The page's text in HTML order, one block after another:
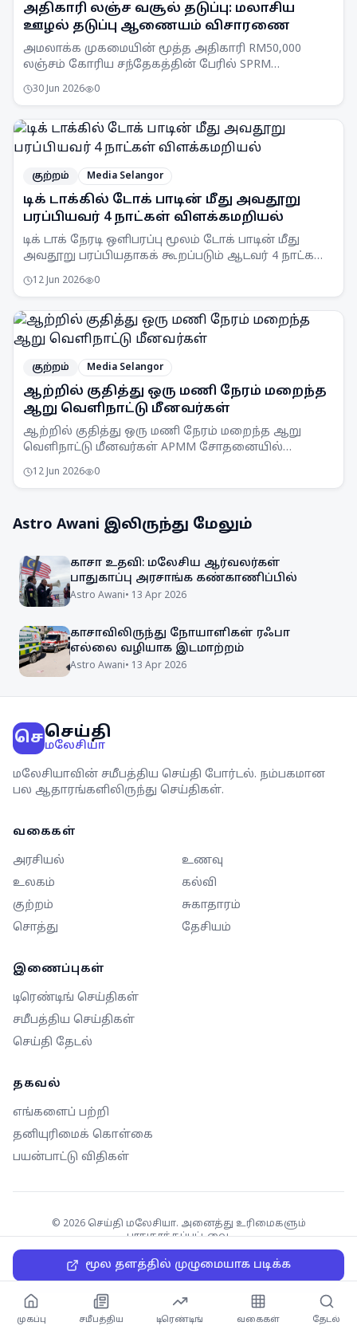
அதிகாரி லஞ்ச வசூல் தடுப்பு: மலாசிய
ஊழல் தடுப்பு ஆணையம் விசாரணை
அமலாக்க முகமையின் மூத்த அதிகாரி RM50,000
லஞ்சம் கோரிய சந்தேகத்தின் பேரில் SPRM
30 Jun 2026 0
குற்றம் Media Selangor
டிக் டாக்கில் டோக் பாடின் மீது அவதூறு
பரப்பியவர் 4 நாட்கள் விளக்கமறியல்
டிக் டாக் நேரடி ஒளிபரப்பு மூலம் டோக் பாடின் மீது
அவதூறு பரப்பியதாகக் கூறப்படும் ஆடவர் 4 நாட்கள்
12 Jun 2026 0
குற்றம் Media Selangor
ஆற்றில் குதித்து ஒரு மணி நேரம் மறைந்த
ஆறு வெளிநாட்டு மீனவர்கள்
ஆற்றில் குதித்து ஒரு மணி நேரம் மறைந்த ஆறு
வெளிநாட்டு மீனவர்கள் APMM சோதனையில்
எதிராக APMM தொடர்ந்து கண்காணிப்பு
12 Jun 2026 0
Astro Awani இலிருந்து மேலும்
காசா உதவி: மலேசிய ஆர்வலர்கள்
பாதுகாப்பு அரசாங்க கண்காணிப்பில்
Astro Awani• 13 Apr 2026
காசாவிலிருந்து நோயாளிகள் ரஃபா
எல்லை வழியாக இடமாற்றம்
Astro Awani• 13 Apr 2026
மூல தளத்தில் முழுமையாக படிக்க
செசெய்தி
மலேசியா
மலேசியாவின் சமீபத்திய செய்தி போர்டல். நம்பகமான
பல ஆதாரங்களிலிருந்து செய்திகள்.
வகைகள்
அரசியல்
உணவு
உலகம்
கல்வி
குற்றம்
சுகாதாரம்
சொத்து
தேசியம்
இணைப்புகள்
டிரெண்டிங் செய்திகள்
சமீபத்திய செய்திகள்
செய்தி தேடல்
தகவல்
எங்களைப் பற்றி
தனியுரிமைக் கொள்கை
பயன்பாட்டு விதிகள்
© 2026செய்தி மலேசியா. அனைத்து உரிமைகளும்
பாதுகாக்கப்பட்டவை.
முகப்பு சமீபத்திய டிரெண்டிங் வகைகள் தேடல்